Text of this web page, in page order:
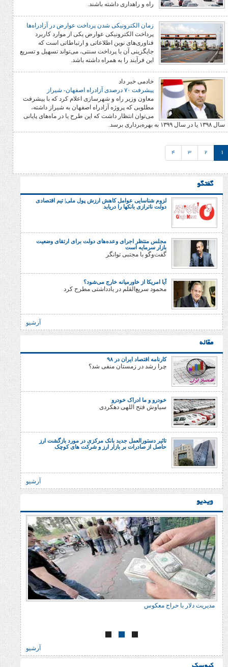
راه و راهداری داشته باشند.
زمان الکترونیکی شدن پرداخت عوارض در آزادراه‌ها
پرداخت الکترونیکی عوارض یکی از موارد کاربرد
فناوری‌های نوین اطلاعاتی و ارتباطاتی است که
جایگزینی آن با پرداخت سنتی، می‌تواند تسهیل و تسریع
این فرآیند را به همراه داشته باشد.
خادمی خبر داد
پیشرفت ۷۰ درصدی آزادراه اصفهان- شیراز
معاون وزیر راه و شهرسازی اعلام کرد که با پیشرفت
مطلوبی که پروژه آزادراه اصفهان به شیراز داشته،
می‌توان انتظار داشت که این طرح یا در ماه‌های پایانی
4
لزوم شناسایی عوامل کاهش ارزش پول ملی| تیم اقتصادی
دولت ناترازی بانکها را دریابد
مجلس منتظر اجرای وعده‌های دولت برای ارتقای وضعیت
بازار سرمایه است
گفت‌وگو با مجتبی توانگر
آیا امریکا از خاورمیانه خارج می‌شود؟
محمود سریع‌القلم در یادداشتی مطرح کرد
کارنامه اقتصاد ایران در ۹۸
چرا رشد در زمستان منفی شد؟
خودرو و ما ادراک خودرو
سیاوش فتح اللهی دهکردی
تاثیر دستورالعمل جدید بانک مرکزی در مورد بازگشت ارز
حاصل از صادرات بر بازار ارز و شرکت های کوچک
خسارت وارد می‌کند
حراج معکوس